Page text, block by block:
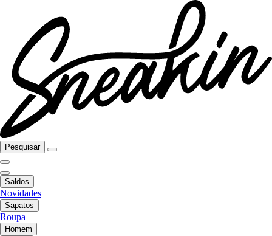
Pesquisar
Saldos
Novidades
Sapatos
Roupa
Homem